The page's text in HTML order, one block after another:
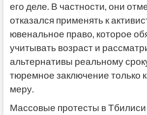
его деле. В частности, они
отказался применять к
ювенальное право, которое
учитывать возраст и
альтернативы реальному
тюремное заключение только
меру.
Массовые протесты в